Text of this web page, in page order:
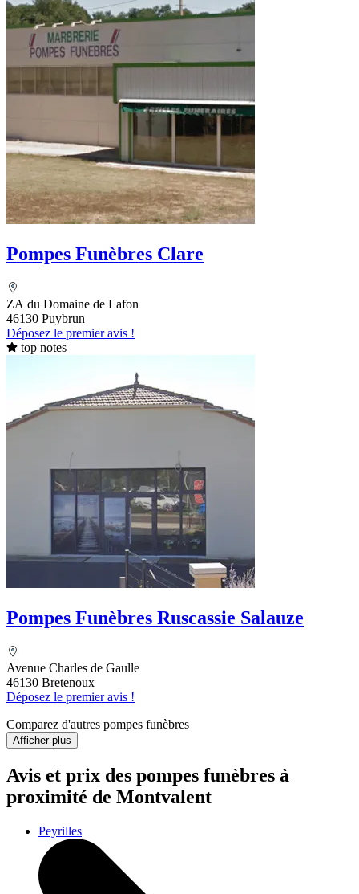
Pompes Funèbres Clare
ZA du Domaine de Lafon
46130 Puybrun
Déposez le premier avis !
top notes
Pompes Funèbres Ruscassie Salauze
Avenue Charles de Gaulle
46130 Bretenoux
Déposez le premier avis !
Comparez d'autres pompes funèbres
Afficher plus
Avis et prix des pompes funèbres à
proximité de Montvalent
Peyrilles